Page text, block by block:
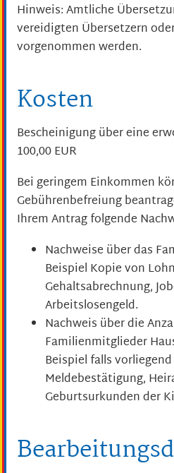
Hinweis: Amtliche
vereidigten Übersetzern
vorgenommen werden.
Kosten
Bescheinigung über eine
100,00 EUR
Bei geringem Einkommen
Gebührenbefreiung
Ihrem Antrag folgende
Nachweise über das
Beispiel Kopie von
Gehaltsabrechnung,
Arbeitslosengeld.
Nachweis über die
Familienmitglieder
Beispiel falls
Meldebestätigung,
Geburtsurkunden der